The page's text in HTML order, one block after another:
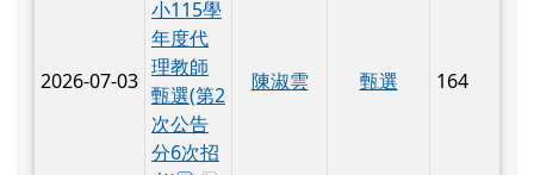
分6次招
考)
下載：115學年度代理教師甄選簡章第
總務
115學年
瑞穗區
單身教